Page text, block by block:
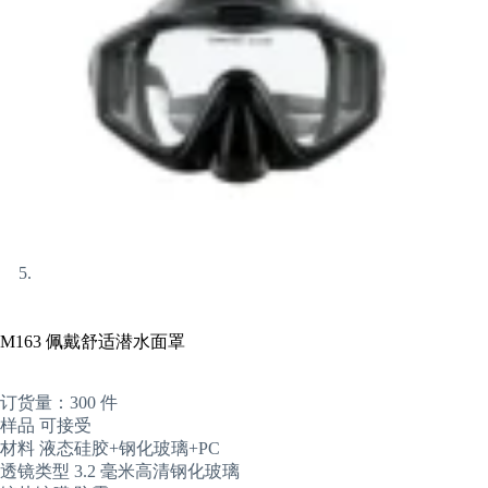
M163 佩戴舒适潜水面罩
订货量：300 件
样品 可接受
材料 液态硅胶+钢化玻璃+PC
透镜类型 3.2 毫米高清钢化玻璃